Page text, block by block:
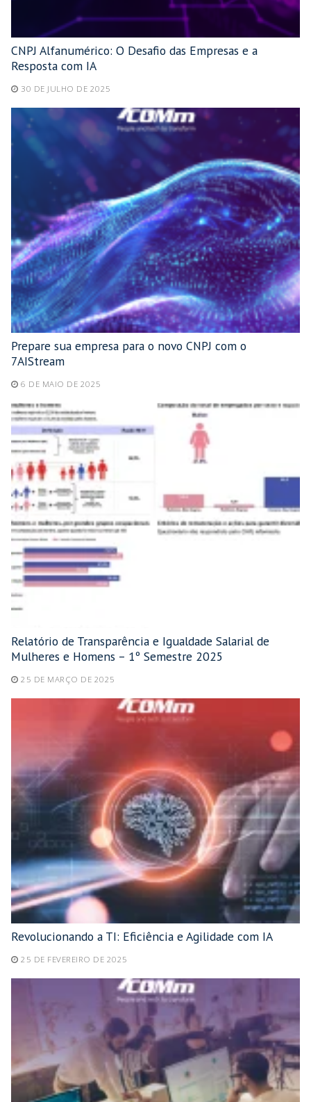
CNPJ Alfanumérico: O Desafio das Empresas e a
Resposta com IA
30 DE JULHO DE 2025
Prepare sua empresa para o novo CNPJ com o
7AIStream
6 DE MAIO DE 2025
Relatório de Transparência e Igualdade Salarial de
Mulheres e Homens – 1º Semestre 2025
25 DE MARÇO DE 2025
Revolucionando a TI: Eficiência e Agilidade com IA
25 DE FEVEREIRO DE 2025